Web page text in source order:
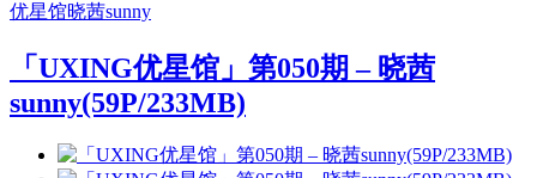
优星馆晓茜sunny
「UXING优星馆」第050期 – 晓茜
sunny(59P/233MB)